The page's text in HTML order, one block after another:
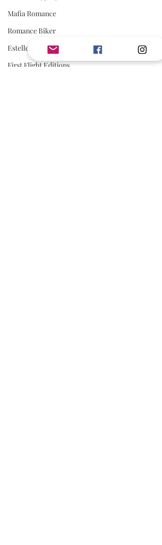
Mafia Romance
Romance Biker
Estelle Every
First Flight Editions